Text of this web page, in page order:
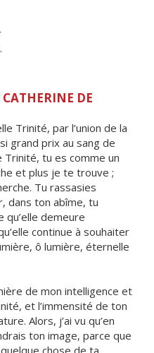
CATHERINE DE
Trinité, par l’union de la
grand prix au sang de
Trinité, tu es comme un
et plus je te trouve ;
Tu rassasies
dans ton abîme, tu
qu’elle demeure
continue à souhaiter
ô lumière, éternelle
de mon intelligence et
et l’immensité de ton
Alors, j’ai vu qu’en
ton image, parce que
chose de ta